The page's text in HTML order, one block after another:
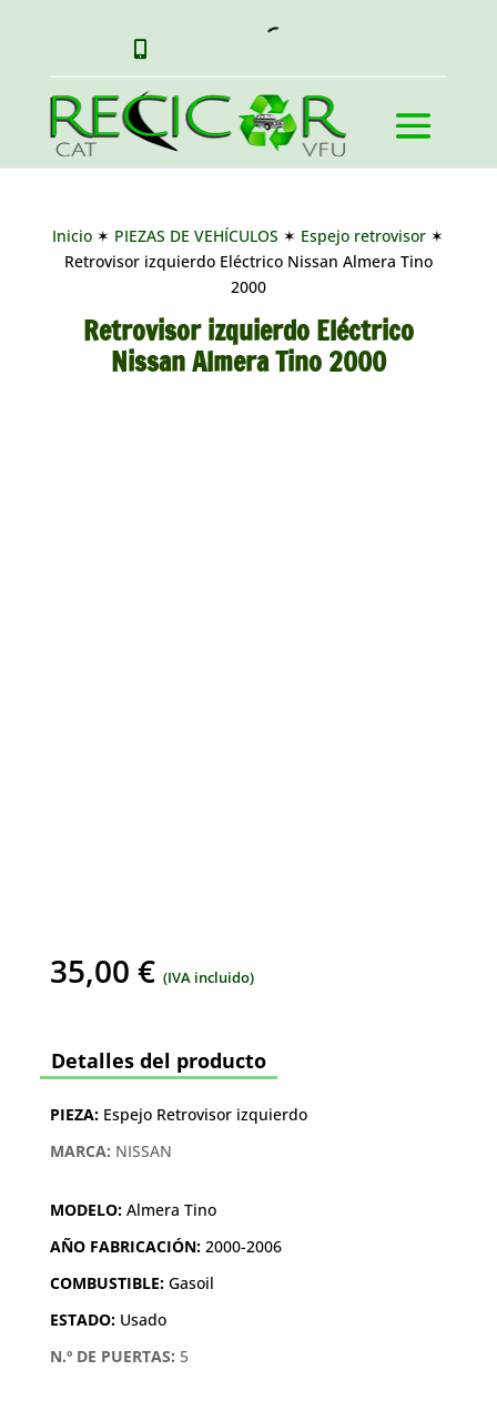

Inicio ✶ PIEZAS DE VEHÍCULOS ✶ Espejo retrovisor ✶
Retrovisor izquierdo Eléctrico Nissan Almera Tino
2000
Retrovisor izquierdo Eléctrico
Nissan Almera Tino 2000
35,00 € (IVA incluido)
Detalles del producto
PIEZA: Espejo Retrovisor izquierdo
MARCA: NISSAN
MODELO: Almera Tino
AÑO FABRICACIÓN: 2000-2006
COMBUSTIBLE: Gasoil
ESTADO: Usado
N.º DE PUERTAS: 5